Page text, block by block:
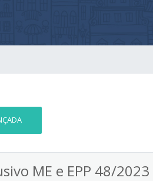
ME e EPP 48/2023